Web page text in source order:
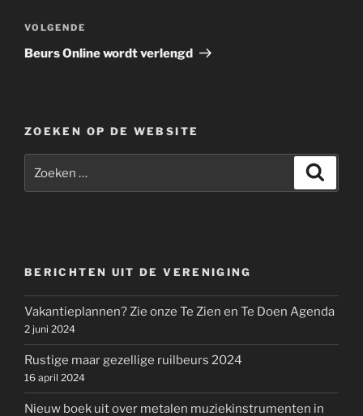
Volgend
bericht
VOLGENDE
Beurs Online wordt verlengd
ZOEKEN OP DE WEBSITE
naar:
BERICHTEN UIT DE VERENIGING
Vakantieplannen? Zie onze Te Zien en Te Doen Agenda
2 juni 2024
Rustige maar gezellige ruilbeurs 2024
16 april 2024
Nieuw boek uit over metalen muziekinstrumenten in